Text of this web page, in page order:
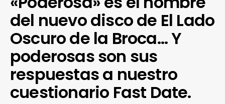
del nuevo disco de El Lado
Oscuro de la Broca… Y
poderosas son sus
respuestas a nuestro
cuestionario Fast Date.